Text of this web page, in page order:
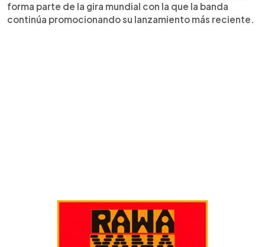
forma parte de la gira mundial con la que la banda
continúa promocionando su lanzamiento más reciente.